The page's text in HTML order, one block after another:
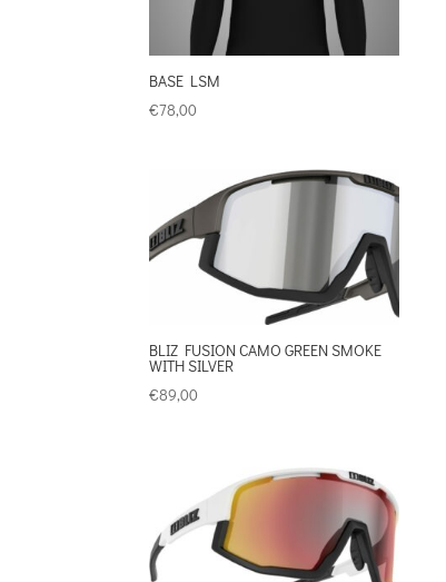
BASE LSM
€78,00
BLIZ FUSION CAMO GREEN SMOKE
WITH SILVER
€89,00